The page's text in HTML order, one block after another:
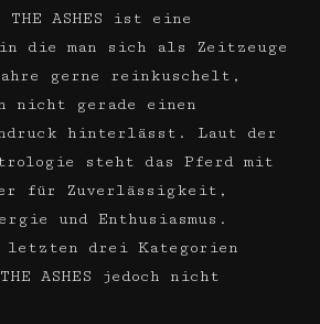
THE ASHES ist eine
die man sich als Zeitzeuge
gerne reinkuschelt,
nicht gerade einen
hinterlässt. Laut der
steht das Pferd mit
für Zuverlässigkeit,
und Enthusiasmus.
letzten drei Kategorien
ASHES jedoch nicht